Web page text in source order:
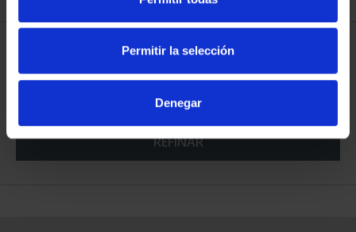
Permitir la selección
Denegar
REFINAR